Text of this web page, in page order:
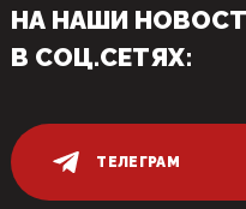
НА НАШИ
В СОЦ.СЕТЯХ:
ТЕЛЕГРАМ